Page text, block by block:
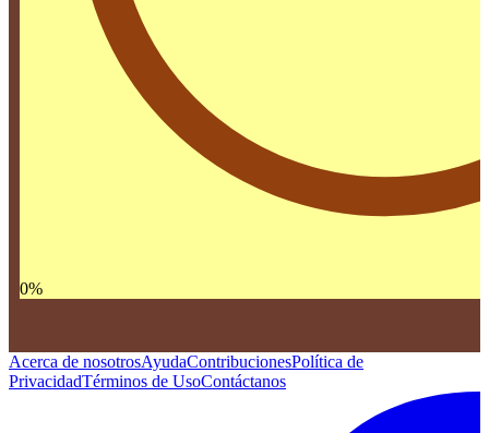
0%
Acerca de nosotrosAyudaContribucionesPolítica de
PrivacidadTérminos de UsoContáctanos